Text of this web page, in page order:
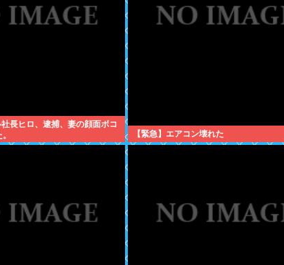
長ヒロ、逮捕、妻の顔面ボコ
【緊急】エアコン壊れた